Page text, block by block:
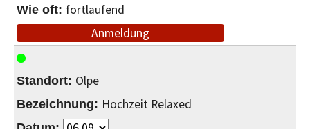
fortlaufend
Anmeldung
Olpe
Hochzeit Relaxed